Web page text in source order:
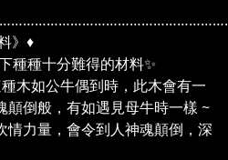
♦️
種十分難得的材料✨
木如公牛偶到時，此木會有一
顛倒般，有如遇見母牛時一樣 ~
情力量，會令到人神魂顛倒，深